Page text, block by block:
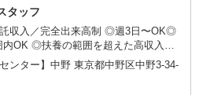
タッフ
収入／完全出来高制 ◎週3日〜OK◎
内OK ◎扶養の範囲を超えた高収入も
入補償制度/月10万円（最長12か月
:週5日9時-13時の場合 月10万円〜
センター】中野 東京都中野区中野3-34-